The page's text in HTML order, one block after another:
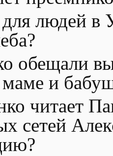
людей в
обещали
и
читает
сетей